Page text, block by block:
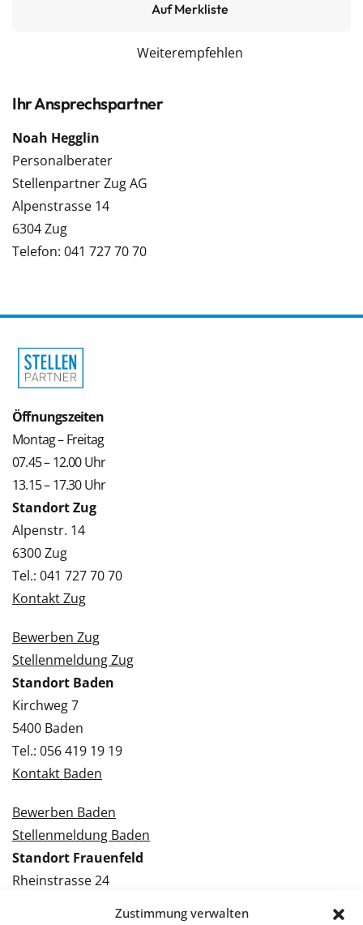
Zustimmung verwalten
Auf Merkliste
Weiterempfehlen
Ihr Ansprechspartner
Noah Hegglin
Personalberater
Stellenpartner Zug AG
Alpenstrasse 14
6304 Zug
Telefon: 041 727 70 70
Öffnungszeiten
Montag – Freitag
07.45 – 12.00 Uhr
13.15 – 17.30 Uhr
Standort Zug
Alpenstr. 14
6300 Zug
Tel.: 041 727 70 70
Kontakt Zug
Bewerben Zug
Stellenmeldung Zug
Standort Baden
Kirchweg 7
5400 Baden
Tel.: 056 419 19 19
Kontakt Baden
Bewerben Baden
Stellenmeldung Baden
Standort Frauenfeld
Rheinstrasse 24